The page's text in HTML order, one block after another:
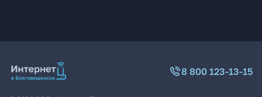
8 800 123-13-15